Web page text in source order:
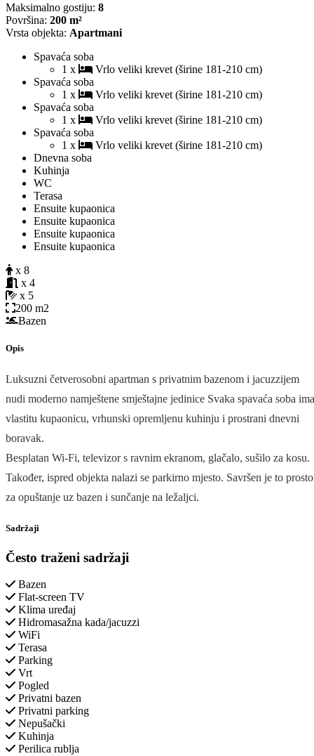
Maksimalno gostiju: 8
Površina: 200 m²
Vrsta objekta: Apartmani
Spavaća soba
1 x
Vrlo veliki krevet (širine 181-210 cm)
Spavaća soba
1 x
Vrlo veliki krevet (širine 181-210 cm)
Spavaća soba
1 x
Vrlo veliki krevet (širine 181-210 cm)
Spavaća soba
1 x
Vrlo veliki krevet (širine 181-210 cm)
Dnevna soba
Kuhinja
WC
Terasa
Ensuite kupaonica
Ensuite kupaonica
Ensuite kupaonica
Ensuite kupaonica
x 8
x 4
x 5
200 m2
Bazen
Opis
Luksuzni četverosobni apartman s privatnim bazenom i jacuzzijem
nudi moderno namještene smještajne jedinice Svaka spavaća soba ima
vlastitu kupaonicu, vrhunski opremljenu kuhinju i prostrani dnevni
boravak.
Besplatan Wi-Fi, televizor s ravnim ekranom, glačalo, sušilo za kosu.
Također, ispred objekta nalazi se parkirno mjesto. Savršen je to
za opuštanje uz bazen i sunčanje na ležaljci.
Sadržaji
Često traženi sadržaji
Bazen
Flat-screen TV
Klima uređaj
Hidromasažna kada/jacuzzi
WiFi
Terasa
Parking
Vrt
Pogled
Privatni bazen
Privatni parking
Nepušački
Kuhinja
Perilica rublja